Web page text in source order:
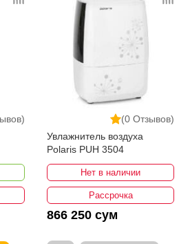
сочетается с другими
Оплата разными
доставка, гарантийные
это дополняют минимальные
на увлажнители воздуха, а
сокращать затраты на
(0 Отзывов)
Увлажнитель воздуха
Polaris PUH 3504
Нет в наличии
Рассрочка
866 250 сум